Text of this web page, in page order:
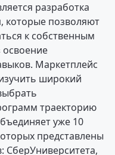
разработка
которые позволяют
к собственным
Маркетплейс
широкий
траекторию
уже 10
представлены
СберУниверситета,